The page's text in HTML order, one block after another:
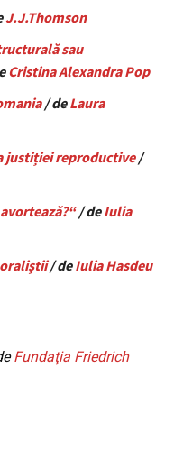
J.J.Thomson
sau
Cristina Alexandra Pop
/ deLaura
justiției reproductive/
/ deIulia
/ deIulia Hasdeu
Fundaţia Friedrich